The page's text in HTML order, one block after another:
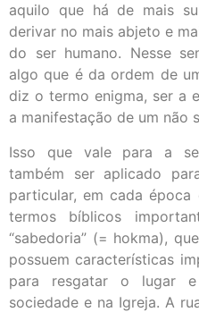
aquilo que há de mais
derivar no mais abjeto e
do ser humano. Nesse
algo que é da ordem de
diz o termo enigma, ser a
a manifestação de um não
Isso que vale para a
também ser aplicado
particular, em cada época
termos bíblicos
“sabedoria” (= hokma),
possuem características
para resgatar o lugar
sociedade e na Igreja. A